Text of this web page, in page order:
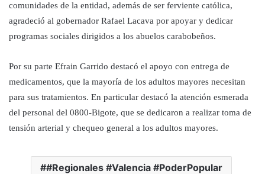
comunidades de la entidad, además de ser ferviente católica,
agradeció al gobernador Rafael Lacava por apoyar y dedicar
programas sociales dirigidos a los abuelos carabobeños.
Por su parte Efrain Garrido destacó el apoyo con entrega de
medicamentos, que la mayoría de los adultos mayores necesitan
para sus tratamientos. En particular destacó la atención esmerada
del personal del 0800-Bigote, que se dedicaron a realizar toma de
tensión arterial y chequeo general a los adultos mayores.
#Regionales #Valencia #PoderPopular